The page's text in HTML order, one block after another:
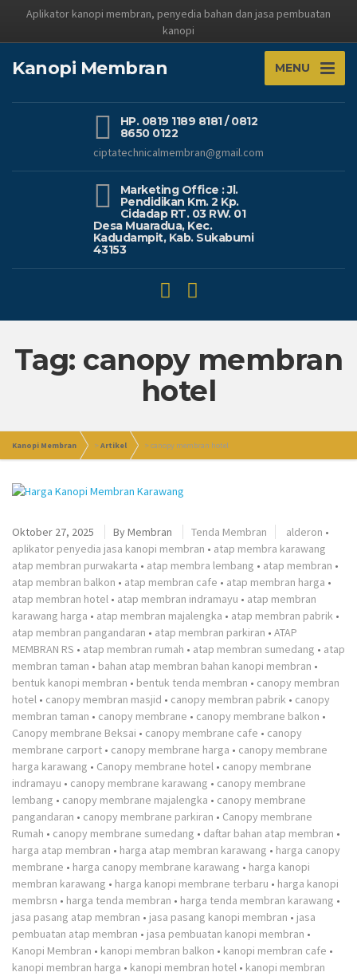
Aplikator kanopi membran, penyedia bahan dan jasa pembuatan
kanopi
Kanopi Membran MENU
HP. 0819 1189 8181 / 0812
8650 0122
ciptatechnicalmembran@gmail.com
Marketing Office : Jl.
Pendidikan Km. 2 Kp.
Cidadap RT. 03 RW. 01
Desa Muaradua, Kec.
Kadudampit, Kab. Sukabumi
43153
Tag: canopy membran
hotel
Kanopi Membran >Artikel >canopy membran hotel
Oktober 27, 2025 ByMembran Tenda Membran alderon •
aplikator penyedia jasa kanopi membran • atap membra karawang
atap membran purwakarta • atap membra lembang • atap membran •
atap membran balkon • atap membran cafe • atap membran harga •
atap membran hotel • atap membran indramayu • atap membran
karawang harga • atap membran majalengka • atap membran pabrik •
atap membran pangandaran • atap membran parkiran • ATAP
MEMBRAN RS • atap membran rumah • atap membran sumedang • atap
membran taman • bahan atap membran bahan kanopi membran •
bentuk kanopi membran • bentuk tenda membran • canopy membran
hotel • canopy membran masjid • canopy membran pabrik • canopy
membran taman • canopy membrane • canopy membrane balkon •
Canopy membrane Beksai • canopy membrane cafe • canopy
membrane carport • canopy membrane harga • canopy membrane
harga karawang • Canopy membrane hotel • canopy membrane
indramayu • canopy membrane karawang • canopy membrane
lembang • canopy membrane majalengka • canopy membrane
pangandaran • canopy membrane parkiran • Canopy membrane
Rumah • canopy membrane sumedang • daftar bahan atap membran •
harga atap membran • harga atap membran karawang • harga canopy
membrane • harga canopy membrane karawang • harga kanopi
membran karawang • harga kanopi membrane terbaru • harga kanopi
membrsn • harga tenda membran • harga tenda membran karawang •
jasa pasang atap membran • jasa pasang kanopi membran • jasa
pembuatan atap membran • jasa pembuatan kanopi membran •
Kanopi Membran • kanopi membran balkon • kanopi membran cafe •
kanopi membran harga • kanopi membran hotel • kanopi membran